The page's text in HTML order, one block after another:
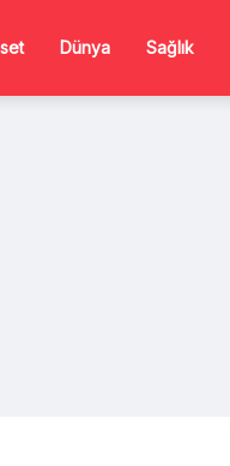
Dünya Sağlık